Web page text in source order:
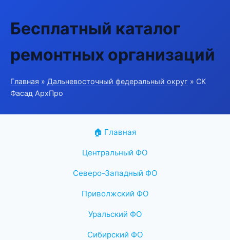
Бесплатный каталог
ремонтных организаций
Главная » Дальневосточный федеральный округ » СК
Фасад АрхПро
🏠 Главная
Центральный ФО
Северо-Западный ФО
Приволжский ФО
Уральский ФО
Сибирский ФО